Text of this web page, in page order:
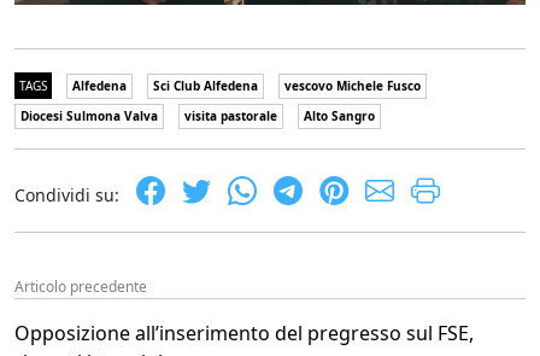
TAGS Alfedena Sci Club Alfedena
vescovo Michele Fusco
Diocesi Sulmona Valva
visita pastorale Alto Sangro
Condividi su:
Articolo precedente
Opposizione all’inserimento del pregresso sul FSE,